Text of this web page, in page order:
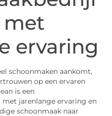
met
ervaring
schoonmaken aankomt,
op een ervaren
is een
met jarenlange ervaring en
schoonmaak naar